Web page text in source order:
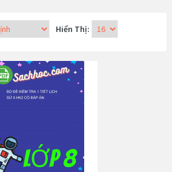
Hiển Thị: